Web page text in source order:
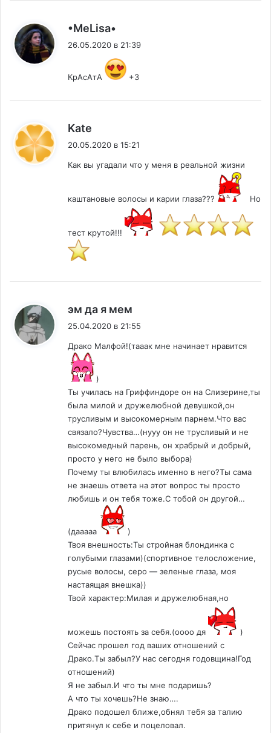
•MeLisa•
26.05.2020 в 21:39
КрАсАтА +3
Kate
20.05.2020 в 15:21
Как вы угадали что у меня в реальной жизни
каштановые волосы и карии глаза??? Но
тест крутой!!!
эм да я мем
25.04.2020 в 21:55
Драко Малфой!(тааак мне начинает нравится
)
Ты училась на Гриффиндоре он на Слизерине,ты
была милой и дружелюбной девушкой,он
трусливым и высокомерным парнем.Что вас
связало?Чувства…(нууу он не трусливый и не
высокомедный парень, он храбрый и добрый,
просто у него не было выбора)
Почему ты влюбилась именно в него?Ты сама
не знаешь ответа на этот вопрос ты просто
любишь и он тебя тоже.С тобой он другой…
(дааааа
)
Твоя внешность:Ты стройная блондинка с
голубыми глазами)(спортивное телосложение,
русые волосы, серо — зеленые глаза, моя
настаящая внешка))
Твой характер:Милая и дружелюбная,но
можешь постоять за себя.(оооо дя
)
Сейчас прошел год ваших отношений с
Драко.Ты забыл?У нас сегодня годовщина!Год
отношений)
Я не забыл.И что ты мне подаришь?
А что ты хочешь?Не знаю….
Драко подошел ближе,обнял тебя за талию
притянул к себе и поцеловал.